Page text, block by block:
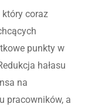
który coraz
punkty w
hałasu
na
pracowników, a